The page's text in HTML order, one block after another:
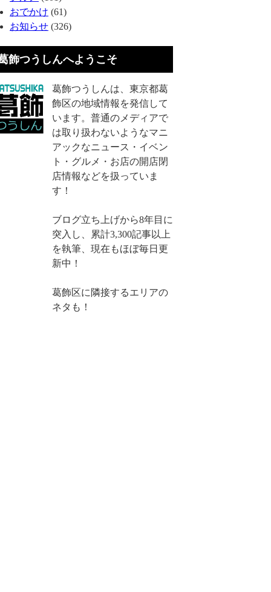
おでかけ (61)
お知らせ (326)
飾つうしんへようこそ
葛飾つうしんは、東京都葛
飾区の地域情報を発信して
います。普通のメディアで
は取り扱わないようなマニ
アックなニュース・イベン
ト・グルメ・お店の開店閉
店情報などを扱っていま
す！
ブログ立ち上げから8年目に
突入し、累計3,300記事以上
を執筆、現在もほぼ毎日更
新中！
葛飾区に隣接するエリアの
ネタも！